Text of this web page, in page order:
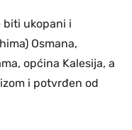
biti ukopani i
Osmana,
općina Kalesija, a
i potvrđen od